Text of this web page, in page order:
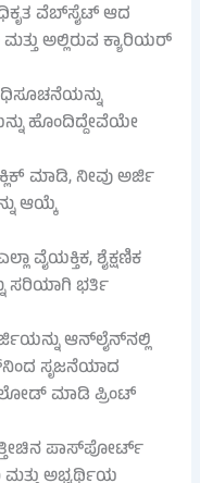
ವೆಬ್‌ಸೈಟ್ ಆದ
ಅಲ್ಲಿರುವ ಕ್ಯಾರಿಯರ್
ಹೊಂದಿದ್ದೇವೆಯೇ
ಮಾಡಿ, ನೀವು ಅರ್ಜಿ
ಆಯ್ಕೆ
ವೈಯಕ್ತಿಕ, ಶೈಕ್ಷಣಿಕ
ಸರಿಯಾಗಿ ಭರ್ತಿ
ಆನ್‌ಲೈನ್‌ನಲ್ಲಿ
ಸೃಜನೆಯಾದ
ಮಾಡಿ ಪ್ರಿಂಟ್
ಪಾಸ್‌ಪೋರ್ಟ್